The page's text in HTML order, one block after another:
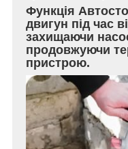
Функція
двигун під час
захищаючи
продовжуючи
пристрою.